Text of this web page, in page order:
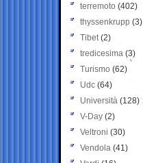
terremoto (402)
thyssenkrupp (3)
Tibet(2)
tredicesima (3)
Turismo (62)
Udc (64)
Università (128)
V-Day (2)
Veltroni (30)
Vendola (41)